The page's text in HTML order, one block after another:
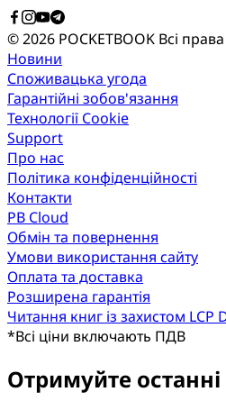
© 2026 POCKETBOOK Всі
Новини
Споживацька угода
Гарантійні зобов'язання
Технології Cookie
Support
Про нас
Політика конфіденційності
Контакти
PB Cloud
Обмін та повернення
Умови використання сайту
Оплата та доставка
Розширена гарантія
Читання книг із захистом LCP
*Всі ціни включають ПДВ
Отримуйте